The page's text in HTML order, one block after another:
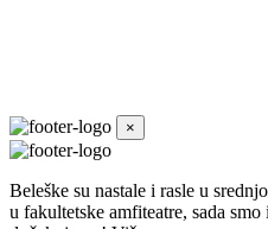
×
Beleške su nastale i rasle u
u fakultetske amfiteatre, sada